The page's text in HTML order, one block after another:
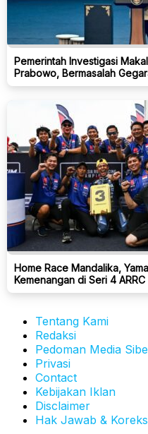
Pemerintah Investigasi
Prabowo, Bermasalah
Home Race Mandalika,
Kemenangan di Seri 4
Tentang Kami
Redaksi
Pedoman Media
Privasi
Contact
Kebijakan Iklan
Disclaimer
Hak Jawab &